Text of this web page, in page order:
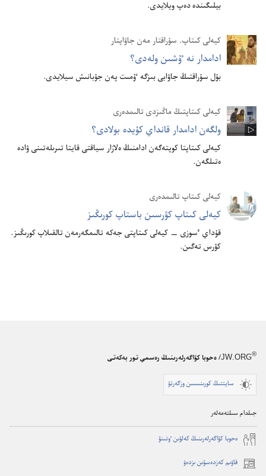
بيلىگىندە دە‌پ ويلايدى.‏
كيە‌لى كىتاپ.‏ سۇ‌راقتار مە‌ن جاۋاپتار
ادامدار نە ٷشىن ولە‌دى؟‏
بۇ‌ل سۇ‌راقتىڭ جاۋابى بىزگە ٷمىت پە‌ن جۇ‌بانىش سيلايدى.‏
كيەلى كىتاپتىڭ ماڭىزدى تالىمدەرى
ولگە‌ن ادامدار قانداي كۇ‌يدە بولادى؟‏
كيە‌لى كىتاپتا كوپتە‌گە‌ن ادامنىڭ ە‌لازار سياقتى قايتا تىرىلە‌تىنى ۋادە
ە‌تىلگە‌ن.‏
كيە‌لى كىتاپ تالىمدە‌رى
كيە‌لى كىتاپ كۋرسىن باستاپ كورىڭىز
قۇ‌داي ٴ‌سوزى —‏ كيە‌لى كىتاپتى جە‌كە تالىمگە‌رمە‌ن تالقىلاپ كورىڭىز.‏
كۋرس تە‌گىن.‏
JW.ORG® / ەحوبا كۋاگەرلەرىنىڭ رەسمي تور بەكەتى
سايتتىڭ كورىنىسىن وزگەرتۋ
جىلدام سىلتەمەلەر
ە‌حوبا كۋاگە‌رلە‌رىنىڭ كە‌لۋىن ٶتىنۋ
قاۋىم كەزدەسۋىن ىزدەۋ
(opens